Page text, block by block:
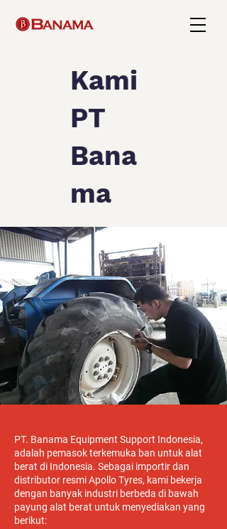
Kami
PT
Bana
ma
PT. Banama Equipment Support Indonesia,
adalah pemasok terkemuka ban untuk alat
berat di Indonesia. Sebagai importir dan
distributor resmi Apollo Tyres, kami bekerja
dengan banyak industri berbeda di bawah
payung alat berat untuk menyediakan yang
berikut: